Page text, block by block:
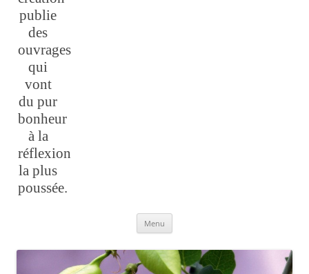
publie
des
ouvrages
qui
vont
du pur
bonheur
à la
réflexion
la plus
poussée.
Menu